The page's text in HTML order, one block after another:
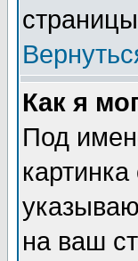
Как я
Под
на ваш